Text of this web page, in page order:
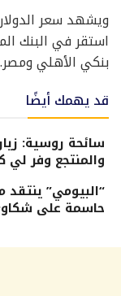
ويشهد سعر
استقر في البنك
بنكي الأهلي ومصر.
قد يهمك أيضًا
سائحة روسية:
والمنتجع وفر لي
“البيومي” ينتقد
حاسمة على